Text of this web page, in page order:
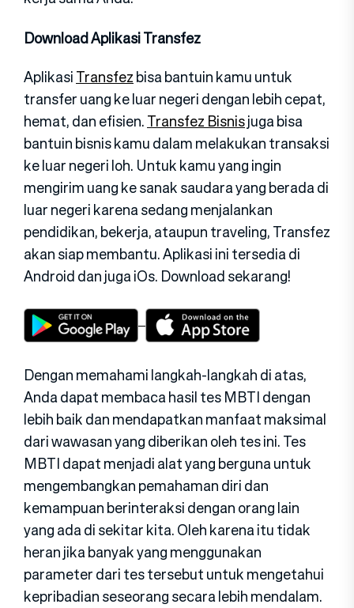
Download Aplikasi Transfez
AplikasiTransfezbisa bantuin kamu untuk
transfer uang ke luar negeri dengan lebih cepat,
hemat, dan efisien.Transfez Bisnisjuga bisa
bantuin bisnis kamu dalam melakukan transaksi
ke luar negeri loh. Untuk kamu yang ingin
mengirim uang ke sanak saudara yang berada di
luar negeri karena sedang menjalankan
pendidikan, bekerja, ataupun traveling, Transfez
akan siap membantu. Aplikasi ini tersedia di
Android dan juga iOs. Download sekarang!
Dengan memahami langkah-langkah di atas,
Anda dapat membaca hasil tes MBTI dengan
lebih baik dan mendapatkan manfaat maksimal
dari wawasan yang diberikan oleh tes ini. Tes
MBTI dapat menjadi alat yang berguna untuk
mengembangkan pemahaman diri dan
kemampuan berinteraksi dengan orang lain
yang ada di sekitar kita. Oleh karena itu tidak
heran jika banyak yang menggunakan
parameter dari tes tersebut untuk mengetahui
kepribadian seseorang secara lebih mendalam.